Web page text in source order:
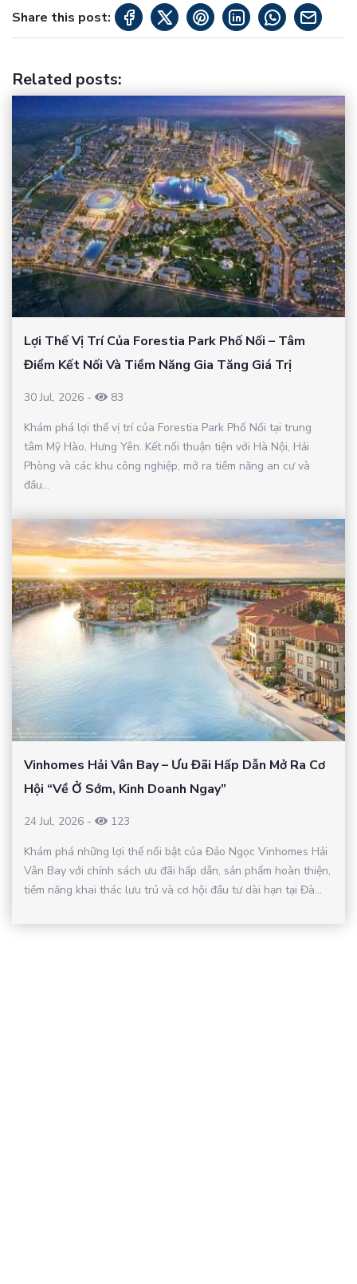
Share this post:
Related posts:
Lợi Thế Vị Trí Của Forestia Park Phố Nối – Tâm
Điểm Kết Nối Và Tiềm Năng Gia Tăng Giá Trị
30 Jul, 2026 -
83
Khám phá lợi thế vị trí của Forestia Park Phố Nối tại trung
tâm Mỹ Hào, Hưng Yên. Kết nối thuận tiện với Hà Nội, Hải
Phòng và các khu công nghiệp, mở ra tiềm năng an cư và
đầu...
Vinhomes Hải Vân Bay – Ưu Đãi Hấp Dẫn Mở Ra Cơ
Hội “Về Ở Sớm, Kinh Doanh Ngay”
24 Jul, 2026 -
123
Khám phá những lợi thế nổi bật của Đảo Ngọc Vinhomes Hải
Vân Bay với chính sách ưu đãi hấp dẫn, sản phẩm hoàn thiện,
tiềm năng khai thác lưu trú và cơ hội đầu tư dài hạn tại Đà...